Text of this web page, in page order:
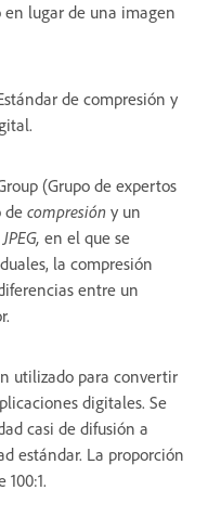
lugar de una imagen
de compresión y
(Grupo de expertos
de compresión y un
JPEG, en el que se
la compresión
entre un
utilizado para convertir
digitales. Se
casi de difusión a
estándar. La proporción